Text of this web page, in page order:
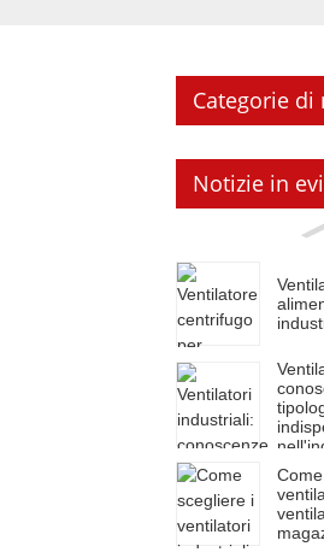
Categorie di
Notizie in